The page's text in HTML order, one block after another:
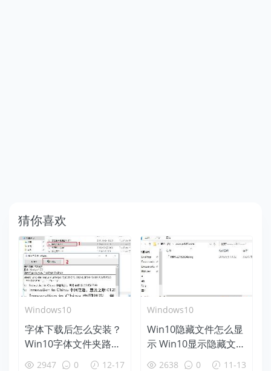
猜你喜欢
Windows10
字体下载后怎么安装？
Win10字体文件夹路径
详解2947 0 12-17
Windows10
Win10隐藏文件怎么显
示 Win10显示隐藏文件
或文件夹方法
2638 0 11-13